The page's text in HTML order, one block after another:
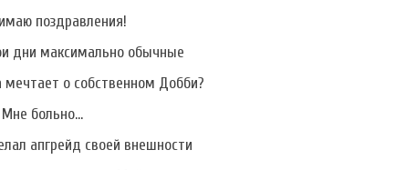
поздравления!
дни максимально обычные
о собственном Добби?
больно...
апгрейд своей внешности